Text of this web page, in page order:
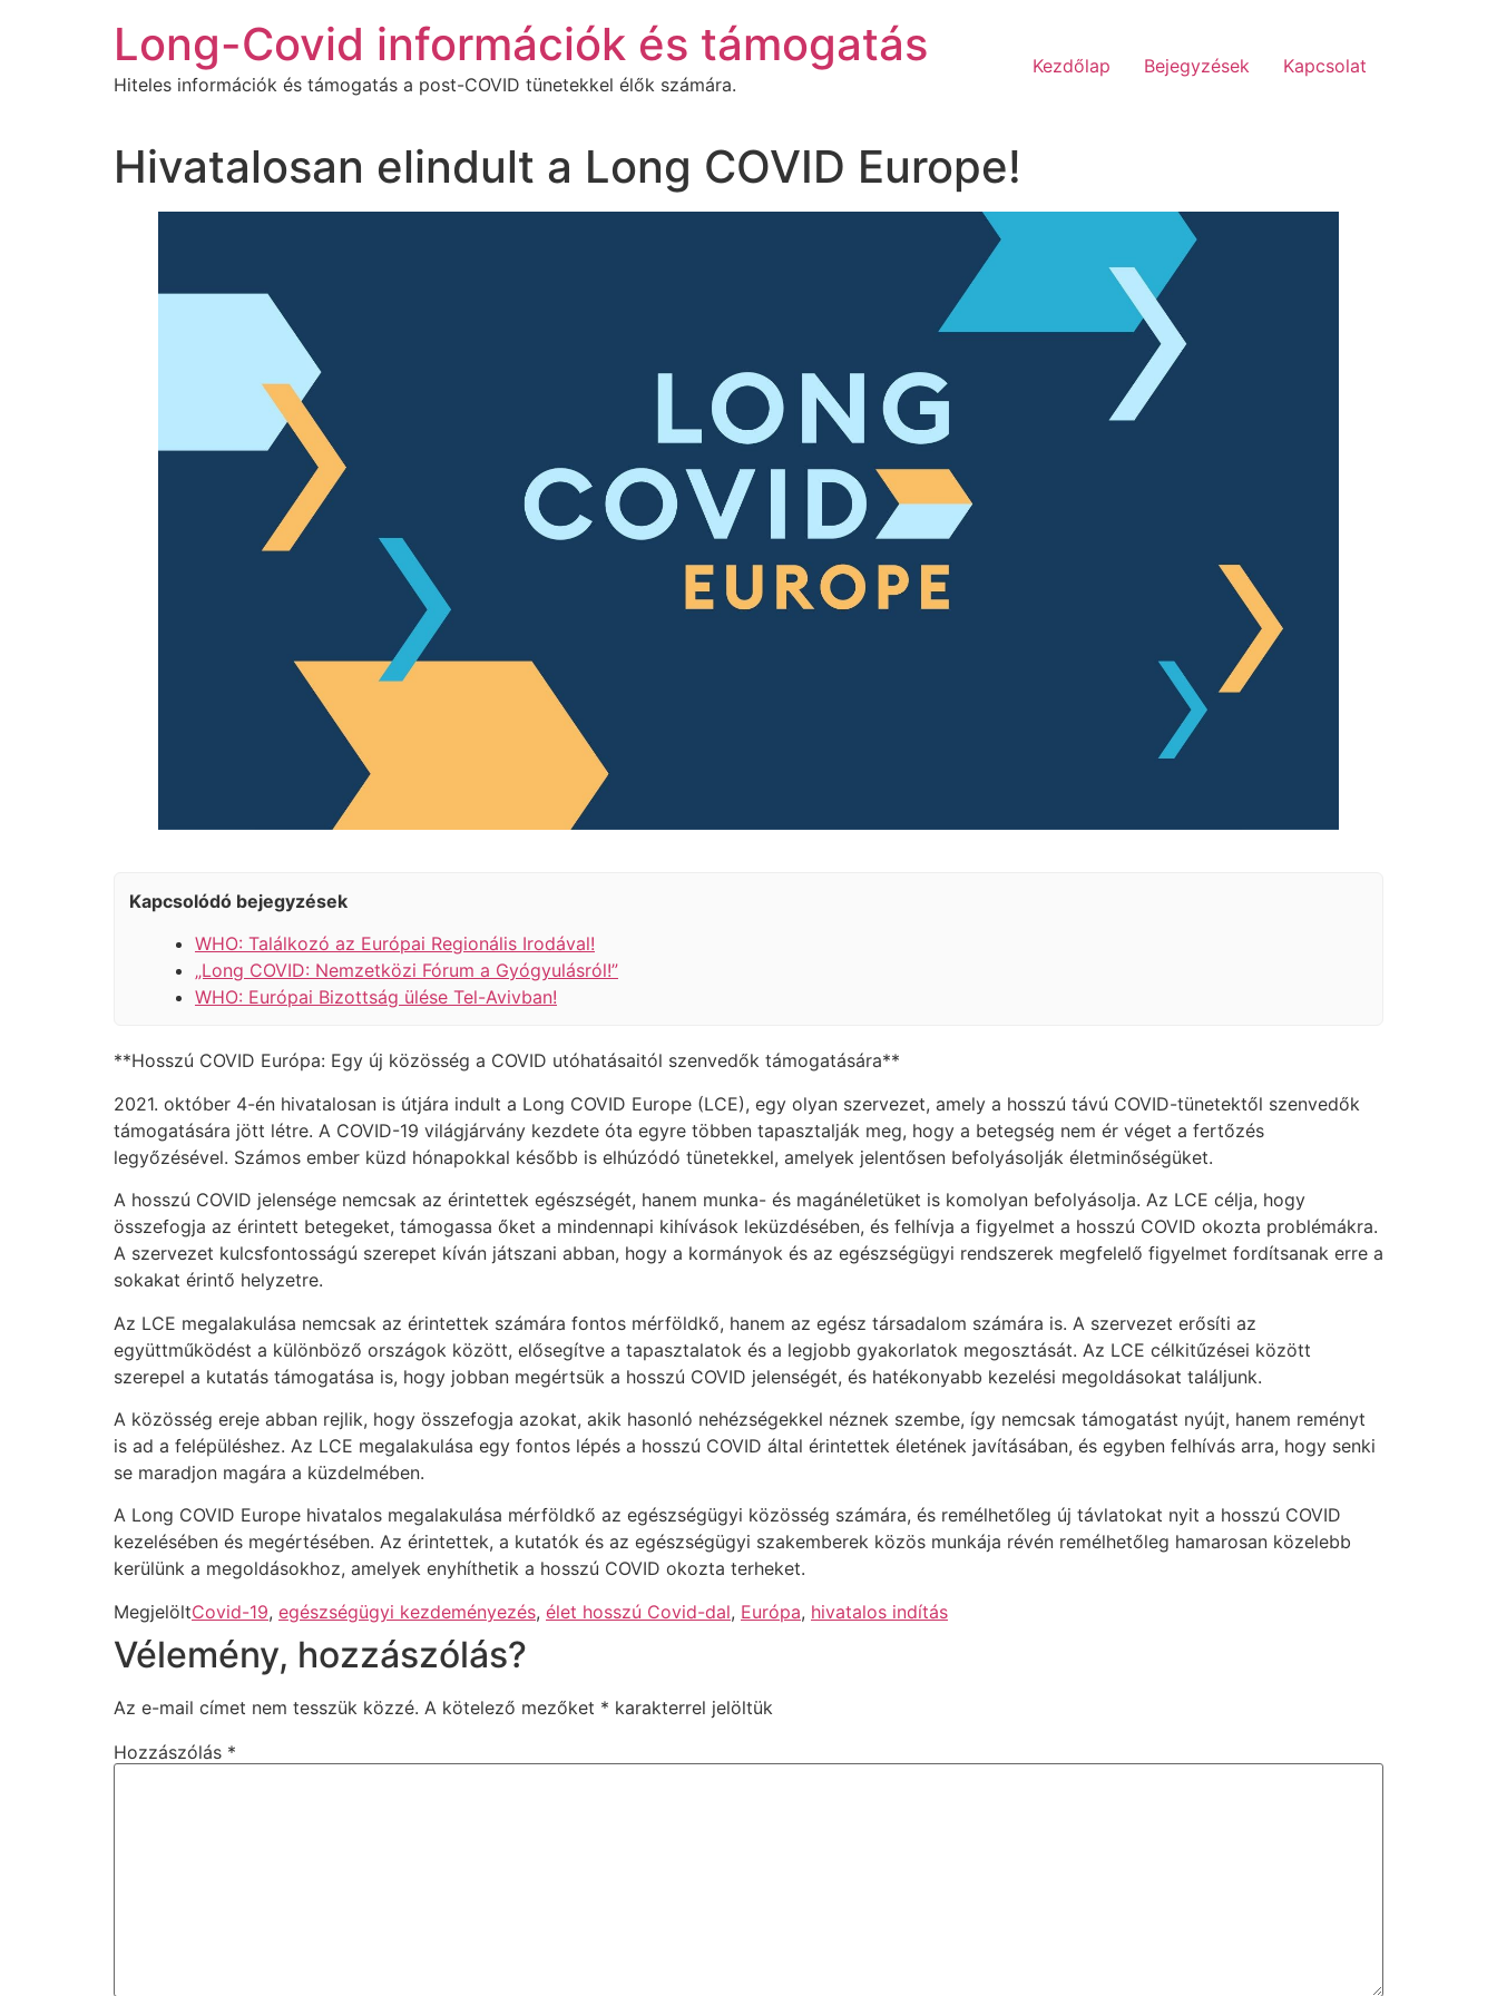
Long-Covid információk és támogatás
Hiteles információk és támogatás a post-COVID tünetekkel élők számára.
Kezdőlap Bejegyzések Kapcsolat
Hivatalosan elindult a Long COVID Europe!
Kapcsolódó bejegyzések
WHO: Találkozó az Európai Regionális Irodával!
„Long COVID: Nemzetközi Fórum a Gyógyulásról!”
WHO: Európai Bizottság ülése Tel-Avivban!
**Hosszú COVID Európa: Egy új közösség a COVID utóhatásaitól szenvedők támogatására**
2021. október 4-én hivatalosan is útjára indult a Long COVID Europe (LCE), egy olyan szervezet, amely a hosszú távú COVID-tünetektől szenvedők
támogatására jött létre. A COVID-19 világjárvány kezdete óta egyre többen tapasztalják meg, hogy a betegség nem ér véget a fertőzés
legyőzésével. Számos ember küzd hónapokkal később is elhúzódó tünetekkel, amelyek jelentősen befolyásolják életminőségüket.
A hosszú COVID jelensége nemcsak az érintettek egészségét, hanem munka- és magánéletüket is komolyan befolyásolja. Az LCE célja, hogy
összefogja az érintett betegeket, támogassa őket a mindennapi kihívások leküzdésében, és felhívja a figyelmet a hosszú COVID okozta problémákra.
A szervezet kulcsfontosságú szerepet kíván játszani abban, hogy a kormányok és az egészségügyi rendszerek megfelelő figyelmet fordítsanak erre a
sokakat érintő helyzetre.
Az LCE megalakulása nemcsak az érintettek számára fontos mérföldkő, hanem az egész társadalom számára is. A szervezet erősíti az
együttműködést a különböző országok között, elősegítve a tapasztalatok és a legjobb gyakorlatok megosztását. Az LCE célkitűzései között
szerepel a kutatás támogatása is, hogy jobban megértsük a hosszú COVID jelenségét, és hatékonyabb kezelési megoldásokat találjunk.
A közösség ereje abban rejlik, hogy összefogja azokat, akik hasonló nehézségekkel néznek szembe, így nemcsak támogatást nyújt, hanem reményt
is ad a felépüléshez. Az LCE megalakulása egy fontos lépés a hosszú COVID által érintettek életének javításában, és egyben felhívás arra, hogy senki
se maradjon magára a küzdelmében.
A Long COVID Europe hivatalos megalakulása mérföldkő az egészségügyi közösség számára, és remélhetőleg új távlatokat nyit a hosszú COVID
kezelésében és megértésében. Az érintettek, a kutatók és az egészségügyi szakemberek közös munkája révén remélhetőleg hamarosan közelebb
kerülünk a megoldásokhoz, amelyek enyhíthetik a hosszú COVID okozta terheket.
MegjelöltCovid-19, egészségügyi kezdeményezés, élet hosszú Covid-dal, Európa, hivatalos indítás
Vélemény, hozzászólás?
Az e-mail címet nem tesszük közzé. A kötelező mezőket * karakterrel jelöltük
Hozzászólás *